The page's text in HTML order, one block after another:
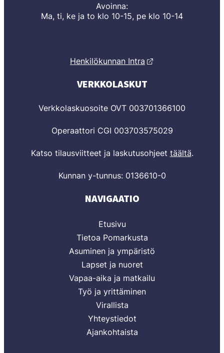
Avoinna:
Ma, ti, ke ja to klo 10-15, pe klo 10-14
Henkilökunnan Intra
VERKKOLASKUT
Verkkolaskuosoite OVT 003701366100
Operaattori CGI 003703575029
Katso tilausviitteet ja laskutusohjeet täältä.
Kunnan y-tunnus: 0136610-0
NAVIGAATIO
Etusivu
Tietoa Pomarkusta
Asuminen ja ympäristö
Lapset ja nuoret
Vapaa-aika ja matkailu
Työ ja yrittäminen
Virallista
Yhteystiedot
Ajankohtaista